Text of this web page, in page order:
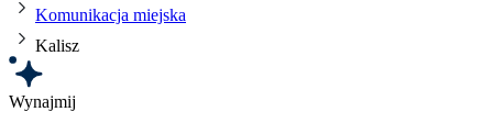
Komunikacja miejska
Kalisz
Wynajmij